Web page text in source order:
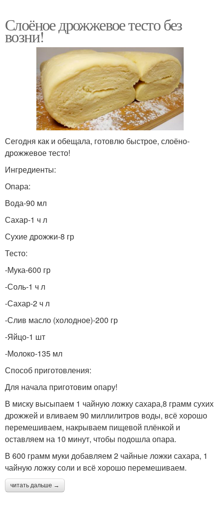
Слоёное дрожжевое тесто без
возни!
Сегодня как и обещала, готовлю быстрое, слоёно-
дрожжевое тесто!
Ингредиенты:
Опара:
Вода-90 мл
Сахар-1 ч л
Сухие дрожжи-8 гр
Тесто:
-Мука-600 гр
-Соль-1 ч л
-Сахар-2 ч л
-Слив масло (холодное)-200 гр
-Яйцо-1 шт
-Молоко-135 мл
Способ приготовления:
Для начала приготовим опару!
В миску высыпаем 1 чайную ложку сахара,8 грамм сухих
дрожжей и вливаем 90 миллилитров воды, всё хорошо
перемешиваем, накрываем пищевой плёнкой и
оставляем на 10 минут, чтобы подошла опара.
В 600 грамм муки добавляем 2 чайные ложки сахара, 1
чайную ложку соли и всё хорошо перемешиваем.
читать дальше →